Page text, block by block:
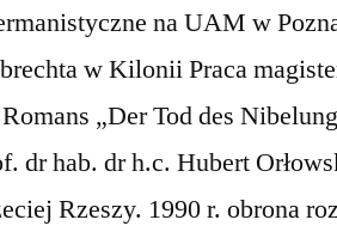
na UAM w
w Kilonii Praca
„Der Tod des
dr hab. dr h.c. Hubert
Rzeszy. 1990 r. obrona